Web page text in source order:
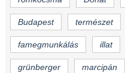
Budapest természet
famegmunkálás illat
grünberger marcipán